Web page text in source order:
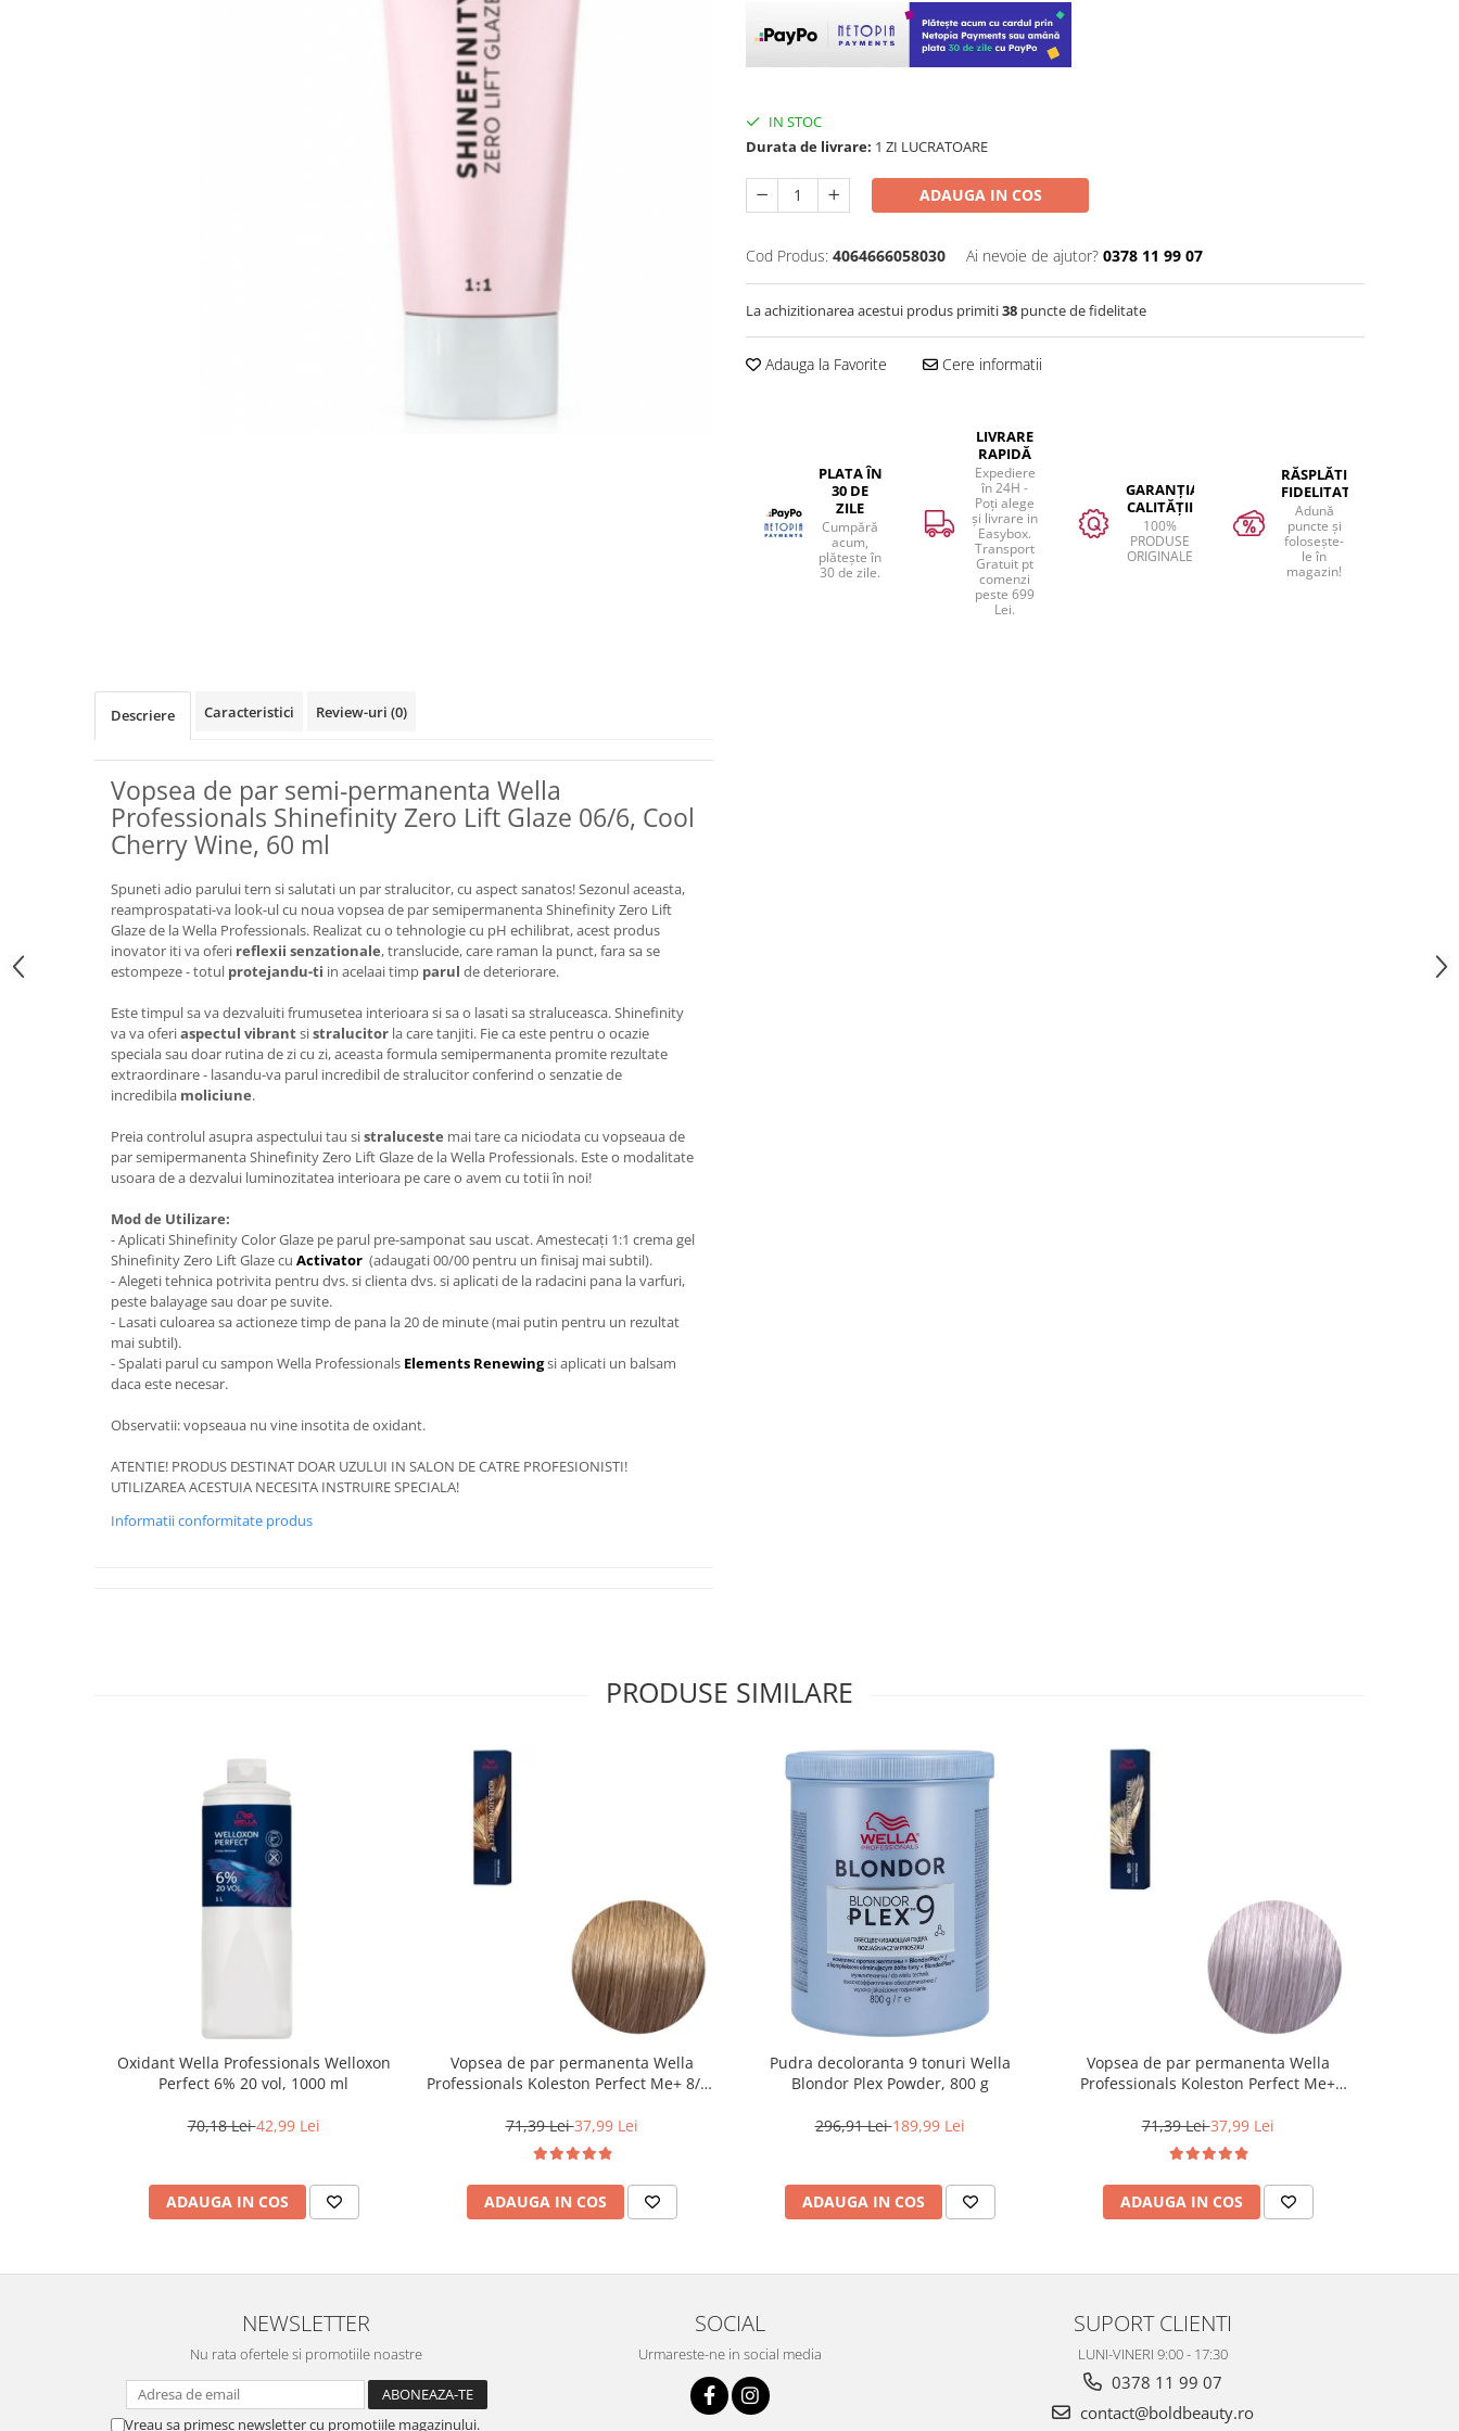
IN STOC
Durata de livrare: 1 ZI LUCRATOARE
ADAUGA IN COS
Cod Produs: 4064666058030 Ai nevoie de ajutor? 0378 11 99 07
La achizitionarea acestui produs primiti38 puncte de fidelitate
Adauga la Favorite Cere informatii
PLATA ÎN
30 DE
ZILE
Cumpără
acum,
plătește în
30 de zile.
LIVRARE
RAPIDĂ
Expediere
în 24H -
Poți alege
și livrare in
Easybox.
Transport
Gratuit pt
comenzi
peste 699
Lei.
GARANȚIA
CALITĂȚII
100%
PRODUSE
ORIGINALE
RĂSPLĂTIM
FIDELITATEA
Adună
puncte și
folosește-
le în
magazin!
Descriere Caracteristici Review-uri (0)
Vopsea de par semi-permanenta Wella
Professionals Shinefinity Zero Lift Glaze 06/6, Cool
Cherry Wine, 60 ml
Spuneti adio parului tern si salutati un par stralucitor, cu aspect sanatos! Sezonul aceasta,
reamprospatati-va look-ul cu noua vopsea de par semipermanenta Shinefinity Zero Lift
Glaze de la Wella Professionals. Realizat cu o tehnologie cu pH echilibrat, acest produs
inovator iti va oferi reflexii senzationale, translucide, care raman la punct, fara sa se
estompeze - totul protejandu-ti in acelaai timp parul de deteriorare.
Este timpul sa va dezvaluiti frumusetea interioara si sa o lasati sa straluceasca. Shinefinity
va va oferiaspectul vibrantsistralucitor la care tanjiti. Fie ca este pentru o ocazie
speciala sau doar rutina de zi cu zi, aceasta formula semipermanenta promite rezultate
extraordinare - lasandu-va parul incredibil de stralucitor conferind o senzatie de
incredibila moliciune.
Preia controlul asupra aspectului tau sistraluceste mai tare ca niciodata cu vopseaua de
par semipermanenta Shinefinity Zero Lift Glaze de la Wella Professionals. Este o modalitate
usoara de a dezvalui luminozitatea interioara pe care o avem cu totii în noi!
Mod de Utilizare:
- Aplicati Shinefinity Color Glaze pe parul pre-samponat sau uscat. Amestecați 1:1 crema gel
Shinefinity Zero Lift Glaze cu Activator (adaugati 00/00 pentru un finisaj mai subtil).
- Alegeti tehnica potrivita pentru dvs. si clienta dvs. si aplicati de la radacini pana la varfuri,
peste balayage sau doar pe suvite.
- Lasati culoarea sa actioneze timp de pana la 20 de minute (mai putin pentru un rezultat
mai subtil).
- Spalati parul cu sampon Wella Professionals Elements Renewingsi aplicati un balsam
daca este necesar.
Observatii: vopseaua nu vine insotita de oxidant.
ATENTIE! PRODUS DESTINAT DOAR UZULUI IN SALON DE CATRE PROFESIONISTI!
UTILIZAREA ACESTUIA NECESITA INSTRUIRE SPECIALA!
Informatii conformitate produs
PRODUSE SIMILARE
Oxidant Wella Professionals Welloxon
Perfect 6% 20 vol, 1000 ml
70,18 Lei42,99 Lei
ADAUGA IN COS
Vopsea de par permanenta Wella
Professionals Koleston Perfect Me+ 8/0 ,
71,39 Lei37,99 Lei
ADAUGA IN COS
Pudra decoloranta 9 tonuri Wella
Blondor Plex Powder, 800 g
296,91 Lei189,99 Lei
ADAUGA IN COS
Vopsea de par permanenta Wella
Professionals Koleston Perfect Me+
60 ml
71,39 Lei37,99 Lei
ADAUGA IN COS
NEWSLETTER
Nu rata ofertele si promotiile noastre
Vreau sa primesc newsletter cu promotiile magazinului.
SOCIAL
Urmareste-ne in social media
SUPORT CLIENTI
LUNI-VINERI 9:00 - 17:30
0378 11 99 07
contact@boldbeauty.ro